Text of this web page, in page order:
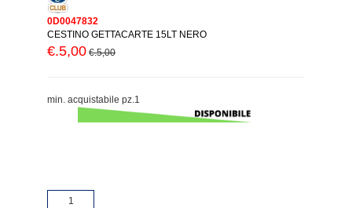
0D0047832
CESTINO GETTACARTE 15LT NERO
€.5,00 €.5,00
min. acquistabile pz.1